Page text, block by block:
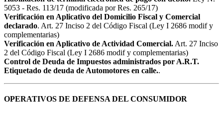
5053 - Res. 113/17 (modificada por Res. 265/17)
Verificación en Aplicativo del Domicilio Fiscal y Comercial
declarado. Art. 27 Inciso 2 del Código Fiscal (Ley I 2686 modif y
complementarias)
Verificación en Aplicativo de Actividad Comercial. Art. 27 Inciso
2 del Código Fiscal (Ley I 2686 modif y complementarias)
Control de Deuda de Impuestos administrados por A.R.T.
Etiquetado de deuda de Automotores en calle..
OPERATIVOS DE DEFENSA DEL CONSUMIDOR